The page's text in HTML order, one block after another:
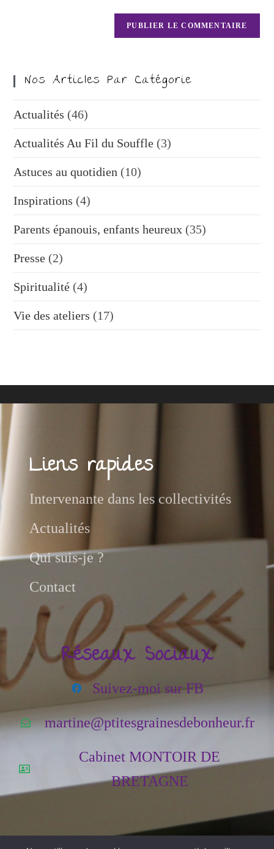
Nos Articles Par Catégorie
Actualités (46)
Actualités Au Fil du Souffle (3)
Astuces au quotidien (10)
Inspirations (4)
Parents épanouis, enfants heureux (35)
Presse (2)
Spiritualité (4)
Vie des ateliers (17)
Réseaux Sociaux
Suivez-moi sur FB
martine@ptitesgrainesdebonheur.fr
Cabinet MONTOIR DE
BRETAGNE
Liens rapides
Intervenante dans les collectivités
Actualités
Qui suis-je ?
Contact